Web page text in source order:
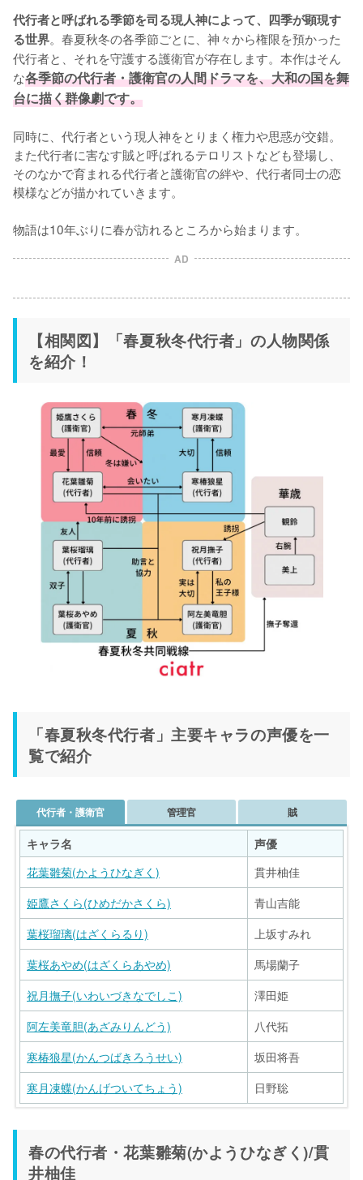
代行者と呼ばれる季節を司る現人神によって、四季が顕現す
る世界。春夏秋冬の各季節ごとに、神々から権限を預かった
代行者と、それを守護する護衛官が存在します。本作はそん
な各季節の代行者・護衛官の人間ドラマを、大和の国を舞
台に描く群像劇です。
同時に、代行者という現人神をとりまく権力や思惑が交錯。
また代行者に害なす賊と呼ばれるテロリストなども登場し、
そのなかで育まれる代行者と護衛官の絆や、代行者同士の恋
模様などが描かれていきます。
物語は10年ぶりに春が訪れるところから始まります。
AD
【相関図】「春夏秋冬代行者」の人物関係
を紹介！
「春夏秋冬代行者」主要キャラの声優を一
覧で紹介
代行者・護衛官
キャラ名
声優
花葉雛菊(かようひなぎく)
貫井柚佳
姫鷹さくら(ひめだかさくら)
青山吉能
葉桜瑠璃(はざくらるり)
上坂すみれ
葉桜あやめ(はざくらあやめ)
馬場蘭子
祝月撫子(いわいづきなでしこ)
澤田姫
阿左美竜胆(あざみりんどう)
八代拓
寒椿狼星(かんつばきろうせい)
坂田将吾
寒月凍蝶(かんげついてちょう)
日野聡
管理官
長月礼子(ながつきれいこ)
松岡美里
賊
観鈴ヘンダーソン(みすずへんだーそん)
日笠陽子
春の代行者・花葉雛菊(かようひなぎく)/貫
井柚佳